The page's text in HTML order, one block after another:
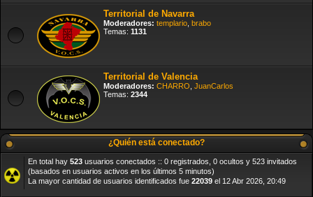
Territorial de Navarra
Moderadores: templario brabo
Temas: 1131
Territorial de Valencia
Moderadores: CHARRO JuanCarlos
Temas: 2344
¿Quién está conectado?
En total hay 523 usuarios conectados :: 0 registrados, 0 ocultos y 523 invitados
(basados en usuarios activos en los últimos 5 minutos)
La mayor cantidad de usuarios identificados fue 22039 el 12 Abr 2026, 20:49